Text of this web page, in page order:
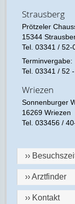
Strausberg
Prötzeler
15344
Tel. 03341 / 52-
Terminvergabe:
Tel. 03341 / 52
Wriezen
Sonnenburger
16269 Wriezen
Tel. 033456 /
››
›› Arztfinder
›› Kontakt